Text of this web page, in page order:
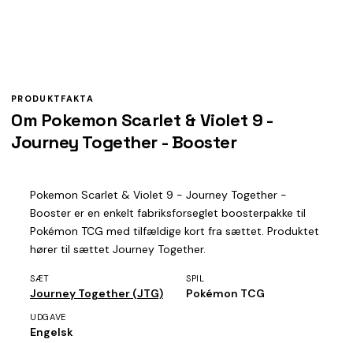
PRODUKTFAKTA
Om Pokemon Scarlet & Violet 9 -
Journey Together - Booster
Pokemon Scarlet & Violet 9 - Journey Together -
Booster er en enkelt fabriksforseglet boosterpakke til
Pokémon TCG med tilfældige kort fra sættet. Produktet
hører til sættet Journey Together.
SÆT
Journey Together (JTG)
SPIL
Pokémon TCG
UDGAVE
Engelsk